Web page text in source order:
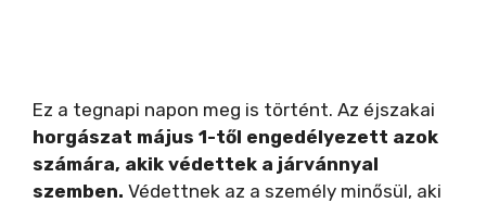
Ez a tegnapi napon meg is történt. Az éjszakai
horgászat május 1-től engedélyezett azok
számára, akik védettek a járvánnyal
szemben. Védettnek az a személy minősül, aki